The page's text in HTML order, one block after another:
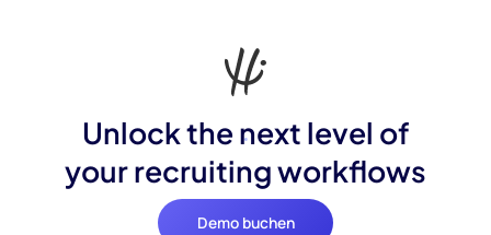
Unlock the next level of
your recruiting workflows
Demo buchen